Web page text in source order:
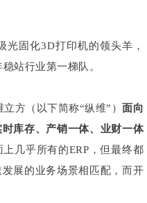
光固化3D打印机的领头羊，
站行业第一梯队。
方（以下简称“纵维”） 面向
时库存、产销一体、业财一体
几乎所有的ERP，但最终都
展的业务场景相匹配，而开